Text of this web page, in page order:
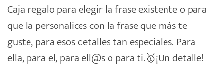
Caja regalo para elegir la frase existente o para
que la personalices con la frase que más te
guste, para esos detalles tan especiales. Para
ella, para el, para ell@s o para ti.🥇¡Un detalle!